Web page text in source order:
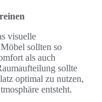
visuelle
sollten so
als auch
sollte
optimal zu nutzen,
entsteht.